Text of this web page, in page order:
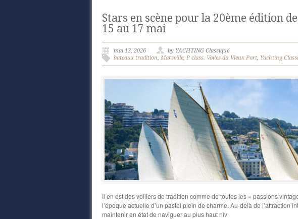
Stars en scène pour la 20ème édition
15 au 17 mai
mai 13, 2026
by YACHTING Classique
bateaux tradition, Marseille, P class. Voiles du Vieux Port, Yachting
Il en est des voiliers de tradition comme de toutes les « passions
l’époque actuelle d’un pastel plein de charme. Au-delà de l’attraction
maintenir en état de naviguer au plus haut niv